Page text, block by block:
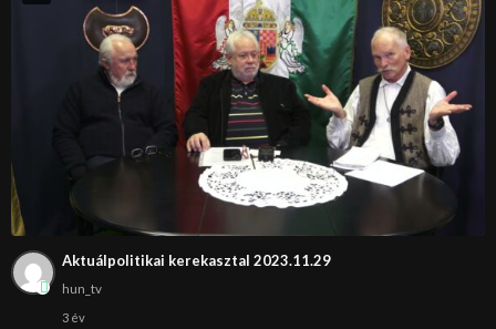
Aktuálpolitikai kerekasztal 2023.11.29
hun_tv
3 év